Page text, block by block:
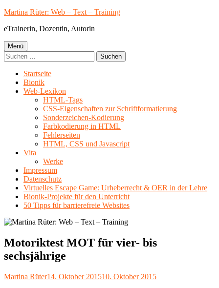
Springe
Inhalt
Martina Rüter: Web – Text – Training
eTrainerin, Dozentin, Autorin
Primäres
Menü
Menü
Suchen
nach:
Startseite
Bionik
Web-Lexikon
HTML-Tags
CSS-Eigenschaften zur Schriftformatierung
Sonderzeichen-Kodierung
Farbkodierung in HTML
Fehlerseiten
HTML, CSS und Javascript
Vita
Werke
Impressum
Datenschutz
Virtuelles Escape Game: Urheberrecht & OER in der Lehre
Bionik-Projekte für den Unterricht
50 Tipps für barrierefreie Websites
Motoriktest MOT für vier- bis
sechsjährige
Autor
Martina RüterVeröffentlicht
14. Oktober 201510. Oktober 2015